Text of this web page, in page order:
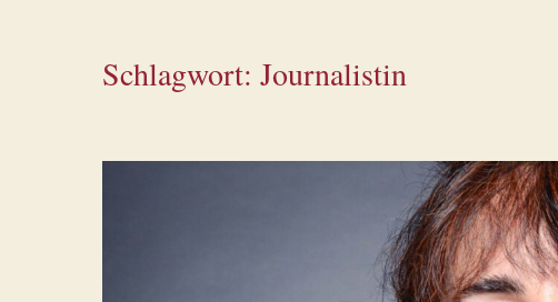
Schlagwort: Journalistin